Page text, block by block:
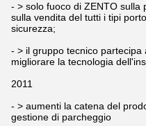
- > solo fuoco di ZENTO sulla
sulla vendita del tutti i tipi
sicurezza;
- > il gruppo tecnico
migliorare la tecnologia
2011
- > aumenti la catena del
gestione di parcheggio